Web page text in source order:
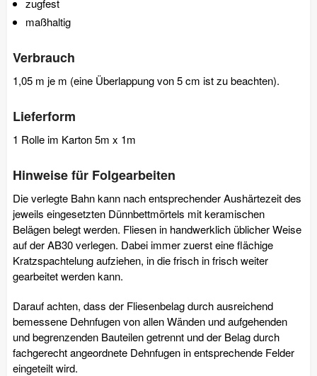
maßhaltig
Verbrauch
1,05 m je m (eine Überlappung von 5 cm ist zu beachten).
Lieferform
1 Rolle im Karton 5m x 1m
Hinweise für Folgearbeiten
Die verlegte Bahn kann nach entsprechender Aushärtezeit des
jeweils eingesetzten Dünnbettmörtels mit keramischen
Belägen belegt werden. Fliesen in handwerklich üblicher Weise
auf der AB30 verlegen. Dabei immer zuerst eine flächige
Kratzspachtelung aufziehen, in die frisch in frisch weiter
gearbeitet werden kann.
Darauf achten, dass der Fliesenbelag durch ausreichend
bemessene Dehnfugen von allen Wänden und aufgehenden
und begrenzenden Bauteilen getrennt und der Belag durch
fachgerecht angeordnete Dehnfugen in entsprechende Felder
eingeteilt wird.